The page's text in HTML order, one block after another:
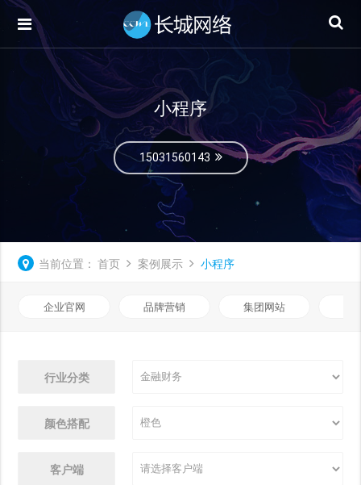
小程序
15031560143
当前位置： 首页 案例展示 小程序
企业官网 品牌营销 集团网站
行业分类
颜色搭配
客户端